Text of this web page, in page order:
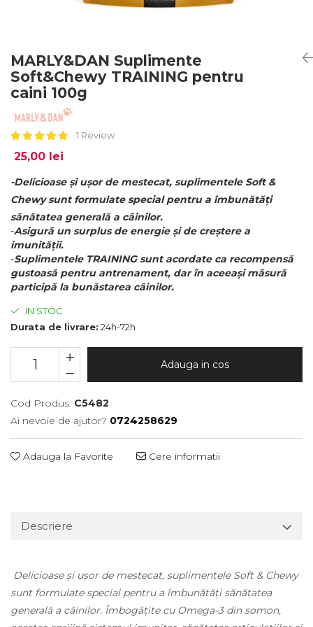
MARLY&DAN Suplimente
Soft&Chewy TRAINING pentru
caini 100g
1 Review
25,00 lei
-Delicioase și ușor de mestecat, suplimentele Soft &
Chewy sunt formulate special pentru a îmbunătăți
sănătatea generală a câinilor.
-Asigură un surplus de energie și de creștere a
imunității.
-Suplimentele TRAINING sunt acordate ca recompensă
gustoasă pentru antrenament, dar în aceeași măsură
participă la bunăstarea câinilor.
IN STOC
Durata de livrare: 24h-72h
Adauga in cos
Cod Produs: C5482
Ai nevoie de ajutor? 0724258629
Adauga la Favorite Cere informatii
Descriere
Delicioase și ușor de mestecat, suplimentele Soft & Chewy
sunt formulate special pentru a îmbunătăți sănătatea
generală a câinilor. Îmbogățite cu Omega-3 din somon,